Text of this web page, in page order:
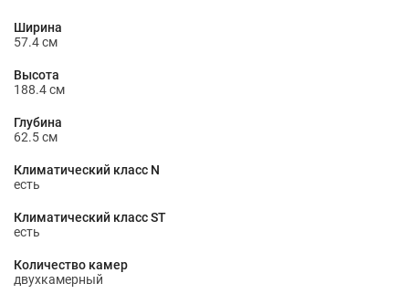
Ширина
57.4 см
Высота
188.4 см
Глубина
62.5 см
Климатический класс N
есть
Климатический класс ST
есть
Количество камер
двухкамерный